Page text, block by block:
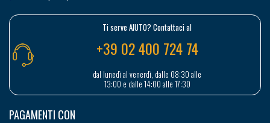
Ti serve AIUTO? Contattaci al
+39 02 400 724 74
dal lunedì al venerdì, dalle 08:30 alle
13:00 e dalle 14:00 alle 17:30
PAGAMENTI CON